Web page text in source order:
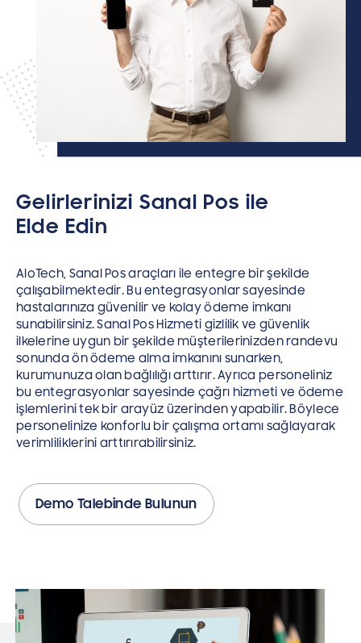
Gelirlerinizi Sanal Pos ile
Elde Edin
AloTech, Sanal Pos araçları ile entegre bir şekilde
çalışabilmektedir. Bu entegrasyonlar sayesinde
hastalarınıza güvenilir ve kolay ödeme imkanı
sunabilirsiniz. Sanal Pos Hizmeti gizlilik ve güvenlik
ilkelerine uygun bir şekilde müşterilerinizden randevu
sonunda ön ödeme alma imkanını sunarken,
kurumunuza olan bağlılığı arttırır. Ayrıca personeliniz
bu entegrasyonlar sayesinde çağrı hizmeti ve ödeme
işlemlerini tek bir arayüz üzerinden yapabilir. Böylece
personelinize konforlu bir çalışma ortamı sağlayarak
verimliliklerini arttırırabilirsiniz.
Demo Talebinde Bulunun